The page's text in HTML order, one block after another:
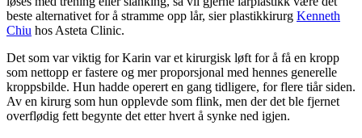
beste alternativet for å stramme opp lår, sier plastikkirurg Kenneth
Chiu hos Asteta Clinic.
Det som var viktig for Karin var et kirurgisk løft for å få en kropp
som nettopp er fastere og mer proporsjonal med hennes generelle
kroppsbilde. Hun hadde operert en gang tidligere, for flere tiår siden.
Av en kirurg som hun opplevde som flink, men der det ble fjernet
overflødig fett begynte det etter hvert å synke ned igjen.